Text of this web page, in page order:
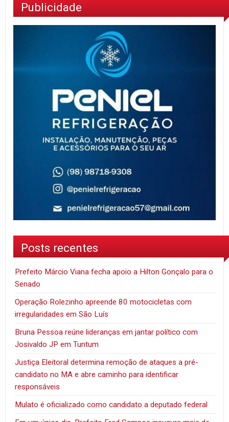
Publicidade
Posts recentes
Prefeito Márcio Viana fecha apoio a Hilton Gonçalo para o
Senado
Operação Rolezinho apreende 80 motocicletas com
irregularidades em São Luís
Bruna Pessoa reúne lideranças em jantar político com
Josivaldo JP em Tuntum
Justiça Eleitoral determina remoção de ataques a pré-
candidato no MA e abre caminho para identificar
responsáveis
Mulato é oficializado como candidato a deputado federal